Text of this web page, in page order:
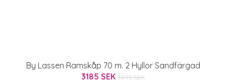
By Lassen Ramskåp 70 m. 2 Hyllor Sandfärgad
3185 SEK 3895 SEK